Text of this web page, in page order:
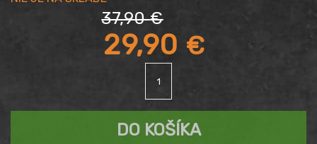
37,90€
Pôvodná
cena
bola:
29,90 €
Aktuálna
cena
Tričko
STEINAR
DO KOŠÍKA